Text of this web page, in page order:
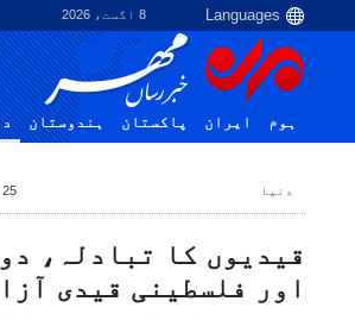
8 اگست، 2026
ہوم ایران پاکستان ہندوستان
دنیا 25 جنوری، 2025، 9:04 AM
قیدیوں کا تبادلہ،
اور فلسطینی قیدی